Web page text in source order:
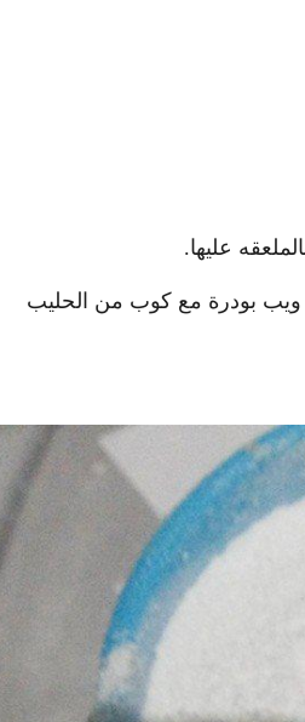
عليها.
استخدام 4 باكو من كريمة دريم ويب بودرة مع كوب من الحليب